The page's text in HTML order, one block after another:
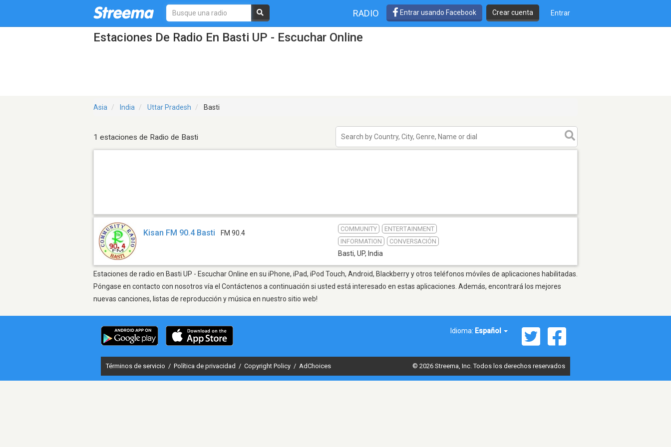
RADIO Entrar usando Facebook Crear cuenta Entrar
Estaciones De Radio En Basti UP - Escuchar Online
Asia India Uttar Pradesh Basti
1 estaciones de Radio de Basti
Kisan FM 90.4 Basti FM 90.4
COMMUNITY
ENTERTAINMENT
INFORMATION
CONVERSACIÓN
Basti, UP, India
Estaciones de radio en Basti UP - Escuchar Online en su iPhone, iPad, iPod Touch, Android, Blackberry y otros teléfonos móviles de aplicaciones habilitadas.
Póngase en contacto con nosotros vía el Contáctenos a continuación si usted está interesado en estas aplicaciones. Además, encontrará los mejores
nuevas canciones, listas de reproducción y música en nuestro sitio web!
Idioma: Español
Términos de servicio / Política de privacidad / Copyright Policy / AdChoices © 2026 Streema, Inc. Todos los derechos reservados